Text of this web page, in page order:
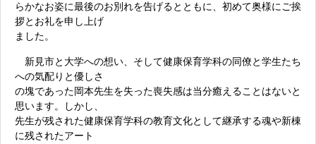
らかなお姿に最後のお別れを告げるとともに、初めて奥様にご挨
拶とお礼を申し上げ
ました。
新見市と大学への想い、そして健康保育学科の同僚と学生たち
への気配りと優しさ
の塊であった岡本先生を失った喪失感は当分癒えることはないと
思います。しかし、
先生が残された健康保育学科の教育文化として継承する魂や新棟
に残されたアート